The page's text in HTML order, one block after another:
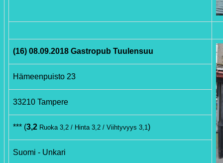
(16) 08.09.2018 Gastropub Tuulensuu
Hämeenpuisto 23
33210 Tampere
*** (3,2 Ruoka 3,2 / Hinta 3,2 / Viihtyvyys 3,1)
Suomi - Unkari